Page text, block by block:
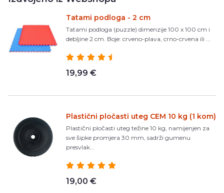
Tatami podloga - 2 cm
Tatami podloga (puzzle) dimenzije 100 x 100 cm i
debljine 2 cm. Boje: crveno-plava, crno-crvena ili ...
19,99 €
Plastični pločasti uteg CEM 10 kg (1 kom)
Plastični pločasti uteg težine 10 kg, namijenjen za
sve šipke promjera 30 mm, sadrži gumenu
presvlak...
19,00 €